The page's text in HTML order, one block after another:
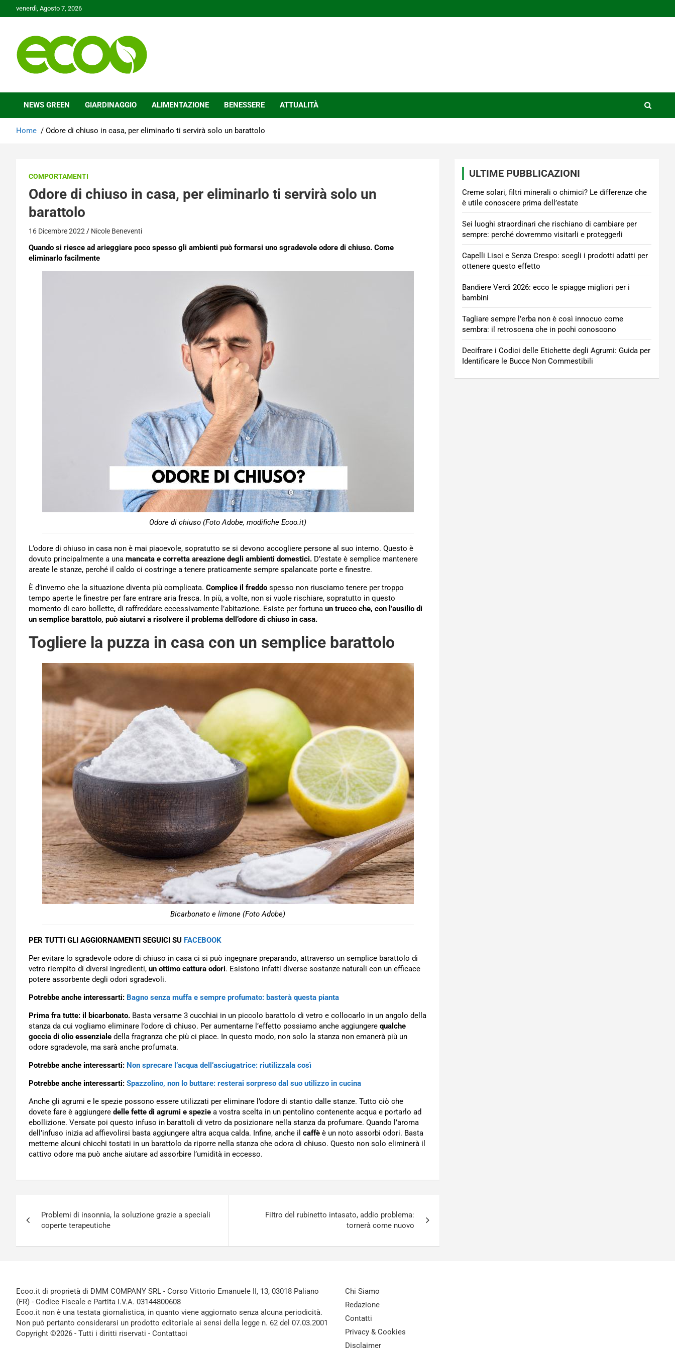
to
venerdì, Agosto 7, 2026
Ecoo.it
NEWS GREEN GIARDINAGGIO ALIMENTAZIONE BENESSERE ATTUALITÀ
Home Odore di chiuso in casa, per eliminarlo ti servirà solo un barattolo
COMPORTAMENTI
Odore di chiuso in casa, per eliminarlo ti servirà solo un
barattolo
16 Dicembre 2022 Nicole Beneventi
Quando si riesce ad arieggiare poco spesso gli ambienti può formarsi uno sgradevole odore di chiuso. Come
eliminarlo facilmente
Odore di chiuso (Foto Adobe, modifiche Ecoo.it)
L’odore di chiuso in casa non è mai piacevole, sopratutto se si devono accogliere persone al suo interno. Questo è
dovuto principalmente a una mancata e corretta areazione degli ambienti domestici. D’estate è semplice mantenere
areate le stanze, perché il caldo ci costringe a tenere praticamente sempre spalancate porte e finestre.
È d’inverno che la situazione diventa più complicata. Complice il freddo spesso non riusciamo tenere per troppo
tempo aperte le finestre per fare entrare aria fresca. In più, a volte, non si vuole rischiare, sopratutto in questo
momento di caro bollette, di raffreddare eccessivamente l’abitazione. Esiste per fortuna un trucco che, con l’ausilio di
un semplice barattolo, può aiutarvi a risolvere il problema dell’odore di chiuso in casa.
Togliere la puzza in casa con un semplice barattolo
Bicarbonato e limone (Foto Adobe)
PER TUTTI GLI AGGIORNAMENTI SEGUICI SU FACEBOOK
Per evitare lo sgradevole odore di chiuso in casa ci si può ingegnare preparando, attraverso un semplice barattolo di
vetro riempito di diversi ingredienti, un ottimo cattura odori. Esistono infatti diverse sostanze naturali con un efficace
potere assorbente degli odori sgradevoli.
Potrebbe anche interessarti: Bagno senza muffa e sempre profumato: basterà questa pianta
Prima fra tutte: il bicarbonato. Basta versarne 3 cucchiai in un piccolo barattolo di vetro e collocarlo in un angolo della
stanza da cui vogliamo eliminare l’odore di chiuso. Per aumentarne l’effetto possiamo anche aggiungere qualche
goccia di olio essenziale della fragranza che più ci piace. In questo modo, non solo la stanza non emanerà più un
odore sgradevole, ma sarà anche profumata.
Potrebbe anche interessarti: Non sprecare l’acqua dell’asciugatrice: riutilizzala così
Potrebbe anche interessarti: Spazzolino, non lo buttare: resterai sorpreso dal suo utilizzo in cucina
Anche gli agrumi e le spezie possono essere utilizzati per eliminare l’odore di stantio dalle stanze. Tutto ciò che
dovete fare è aggiungere delle fette di agrumi e spezie a vostra scelta in un pentolino contenente acqua e portarlo ad
ebollizione. Versate poi questo infuso in barattoli di vetro da posizionare nella stanza da profumare. Quando l’aroma
dell’infuso inizia ad affievolirsi basta aggiungere altra acqua calda. Infine, anche il caffè è un noto assorbi odori. Basta
metterne alcuni chicchi tostati in un barattolo da riporre nella stanza che odora di chiuso. Questo non solo eliminerà il
cattivo odore ma può anche aiutare ad assorbire l’umidità in eccesso.
articoli
Problemi di insonnia, la soluzione grazie a speciali
coperte terapeutiche
FiItro del rubinetto intasato, addio problema:
tornerà come nuovo
ULTIME PUBBLICAZIONI
Creme solari, filtri minerali o chimici? Le differenze che
è utile conoscere prima dell’estate
Sei luoghi straordinari che rischiano di cambiare per
sempre: perché dovremmo visitarli e proteggerli
Capelli Lisci e Senza Crespo: scegli i prodotti adatti per
ottenere questo effetto
Bandiere Verdi 2026: ecco le spiagge migliori per i
bambini
Tagliare sempre l’erba non è così innocuo come
sembra: il retroscena che in pochi conoscono
Decifrare i Codici delle Etichette degli Agrumi: Guida per
Identificare le Bucce Non Commestibili
Ecoo.it di proprietà di DMM COMPANY SRL - Corso Vittorio Emanuele II, 13, 03018 Paliano
(FR) - Codice Fiscale e Partita I.V.A. 03144800608
Ecoo.it non è una testata giornalistica, in quanto viene aggiornato senza alcuna periodicità.
Non può pertanto considerarsi un prodotto editoriale ai sensi della legge n. 62 del 07.03.2001
Copyright ©2026 - Tutti i diritti riservati - Contattaci
Chi Siamo
Redazione
Contatti
Privacy & Cookies
Disclaimer